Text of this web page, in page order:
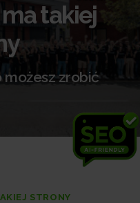
takiej
możesz zrobić
STRONY